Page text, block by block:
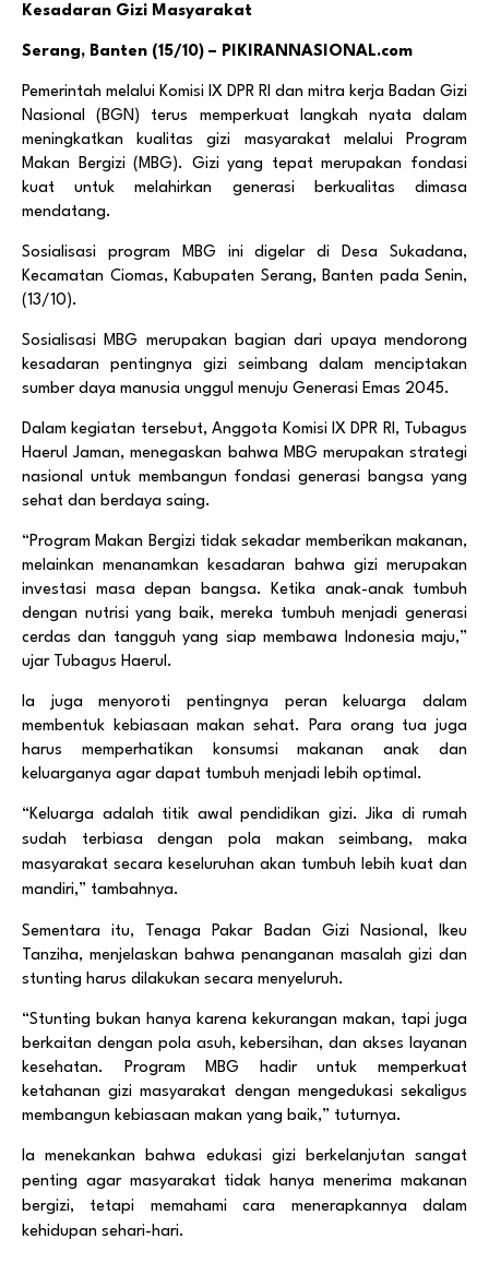
Kesadaran Gizi Masyarakat
Serang, Banten (15/10) – PIKIRANNASIONAL.com
Pemerintah melalui Komisi IX DPR RI dan mitra kerja Badan Gizi
Nasional (BGN) terus memperkuat langkah nyata dalam
meningkatkan kualitas gizi masyarakat melalui Program
Makan Bergizi (MBG). Gizi yang tepat merupakan fondasi
kuat untuk melahirkan generasi berkualitas dimasa
mendatang.
Sosialisasi program MBG ini digelar di Desa Sukadana,
Kecamatan Ciomas, Kabupaten Serang, Banten pada Senin,
(13/10).
Sosialisasi MBG merupakan
bagian dari upaya mendorong
kesadaran pentingnya gizi seimbang dalam menciptakan
sumber daya manusia unggul menuju Generasi Emas 2045.
Dalam kegiatan tersebut, Anggota Komisi IX DPR RI ,
Tubagus
Haerul Jaman, menegaskan bahwa MBG merupakan strategi
nasional untuk membangun fondasi generasi bangsa yang
sehat dan berdaya saing.
“Program Makan Bergizi tidak sekadar memberikan makanan,
melainkan menanamkan kesadaran bahwa gizi merupakan
investasi masa depan bangsa. Ketika anak-anak tumbuh
dengan nutrisi yang baik, mereka tumbuh menjadi generasi
cerdas dan tangguh yang siap membawa Indonesia maju,”
ujar Tubagus Haerul .
Ia juga menyoroti pentingnya peran keluarga dalam
membentuk kebiasaan makan sehat.
Para orang tua juga
harus memperhatikan konsumsi makanan anak dan
keluarganya agar dapat tumbuh menjadi lebih optimal.
“Keluarga adalah titik awal pendidikan gizi. Jika di rumah
sudah terbiasa dengan pola makan seimbang, maka
masyarakat secara keseluruhan akan tumbuh lebih kuat dan
mandiri,” tambahnya.
Sementara itu, Tenaga Pakar Badan Gizi Nasional,
Ikeu
Tanziha, menjelaskan bahwa penanganan masalah gizi dan
stunting harus dilakukan secara menyeluruh.
“Stunting bukan hanya karena kekurangan makan, tapi juga
berkaitan dengan pola asuh, kebersihan, dan akses layanan
kesehatan. Program MBG hadir untuk memperkuat
ketahanan gizi masyarakat dengan mengedukasi sekaligus
membangun kebiasaan makan yang baik,” tuturnya.
Ia menekankan bahwa edukasi gizi berkelanjutan sangat
penting agar masyarakat tidak hanya menerima makanan
bergizi, tetapi memahami cara menerapkannya dalam
kehidupan sehari-hari.